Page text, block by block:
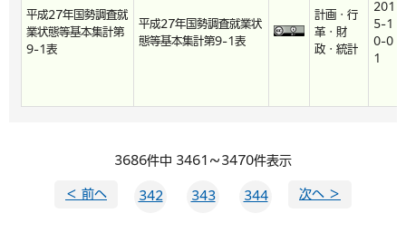
平成27年国勢調査就
業状態等基本集計第
9-1表
平成27年国勢調査就業状
態等基本集計第9-1表
計画・行
革・財
政・統計
201
5-1
0-0
1
3686件中 3461～3470件表示
＜ 前へ 342 343 344 次へ ＞